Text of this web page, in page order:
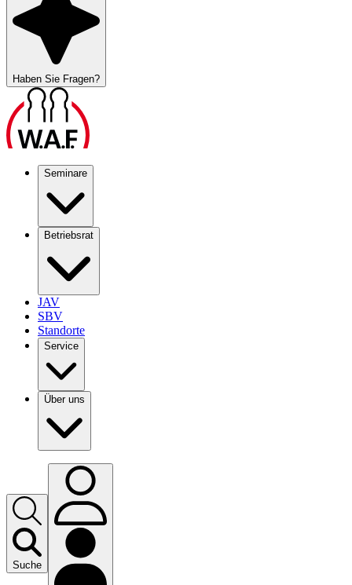
Haben Sie Fragen?
Seminare
Betriebsrat
JAV
SBV
Standorte
Service
Über uns
Suche